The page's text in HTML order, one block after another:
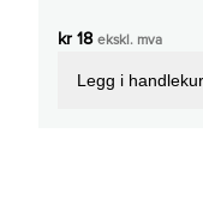
kr18 ekskl. mva
Legg i